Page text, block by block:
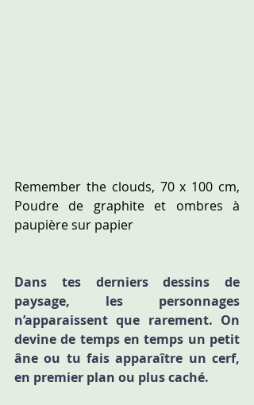
Remember the clouds, 70 x 100 cm,
Poudre de graphite et ombres à
paupière sur papier
Dans tes derniers dessins de
paysage, les personnages
n’apparaissent que rarement. On
devine de temps en temps un petit
âne ou tu fais apparaître un cerf,
en premier plan ou plus caché.